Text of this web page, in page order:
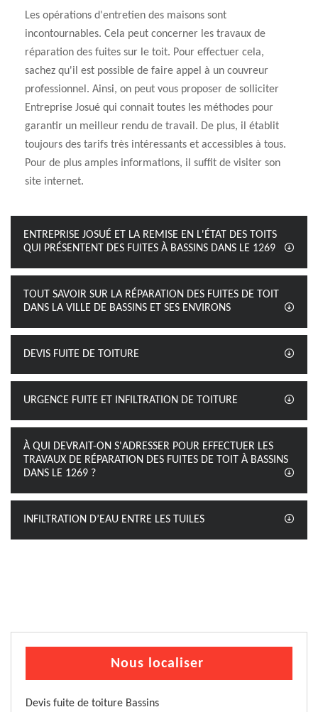
Les opérations d'entretien des maisons sont
incontournables. Cela peut concerner les travaux de
réparation des fuites sur le toit. Pour effectuer cela,
sachez qu'il est possible de faire appel à un couvreur
professionnel. Ainsi, on peut vous proposer de solliciter
Entreprise Josué qui connait toutes les méthodes pour
garantir un meilleur rendu de travail. De plus, il établit
toujours des tarifs très intéressants et accessibles à tous.
Pour de plus amples informations, il suffit de visiter son
site internet.
ENTREPRISE JOSUÉ ET LA REMISE EN L'ÉTAT DES TOITS
QUI PRÉSENTENT DES FUITES À BASSINS DANS LE 1269
TOUT SAVOIR SUR LA RÉPARATION DES FUITES DE TOIT
DANS LA VILLE DE BASSINS ET SES ENVIRONS
DEVIS FUITE DE TOITURE
URGENCE FUITE ET INFILTRATION DE TOITURE
À QUI DEVRAIT-ON S'ADRESSER POUR EFFECTUER LES
TRAVAUX DE RÉPARATION DES FUITES DE TOIT À BASSINS
DANS LE 1269 ?
INFILTRATION D’EAU ENTRE LES TUILES
Nous localiser
Devis fuite de toiture Bassins